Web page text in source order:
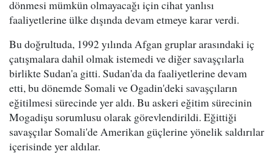
dönmesi mümkün olmayacağı için cihat yanlısı
faaliyetlerine ülke dışında devam etmeye karar verdi.
Bu doğrultuda, 1992 yılında Afgan gruplar arasındaki iç
çatışmalara dahil olmak istemedi ve diğer savaşçılarla
birlikte Sudan'a gitti. Sudan'da da faaliyetlerine devam
etti, bu dönemde Somali ve Ogadin'deki savaşçıların
eğitilmesi sürecinde yer aldı. Bu askeri eğitim sürecinin
Mogadişu sorumlusu olarak görevlendirildi. Eğittiği
savaşçılar Somali'de Amerikan güçlerine yönelik saldırılar
içerisinde yer aldılar.